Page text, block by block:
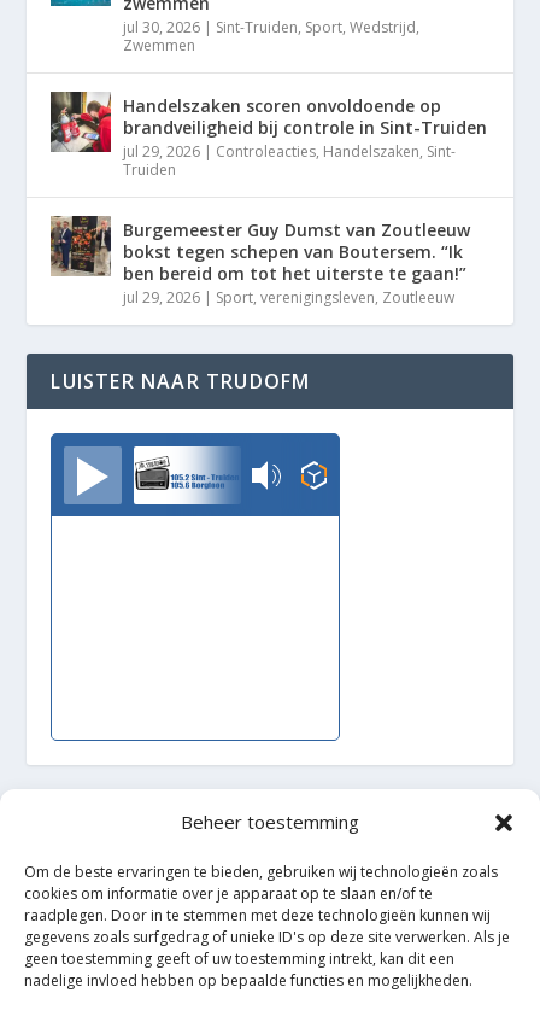
Beheer toestemming
Om de beste ervaringen te bieden, gebruiken wij technologieën zoals
cookies om informatie over je apparaat op te slaan en/of te
raadplegen. Door in te stemmen met deze technologieën kunnen wij
gegevens zoals surfgedrag of unieke ID's op deze site verwerken. Als je
geen toestemming geeft of uw toestemming intrekt, kan dit een
nadelige invloed hebben op bepaalde functies en mogelijkheden.
jul 30, 2026 | Sint-Truiden, Sport,Wedstrijd,
Zwemmen
Handelszaken scoren onvoldoende op
brandveiligheid bij controle in Sint-Truiden
jul 29, 2026 | Controleacties, Handelszaken, Sint-
Truiden
Burgemeester Guy Dumst van Zoutleeuw
bokst tegen schepen van Boutersem. “Ik
ben bereid om tot het uiterste te gaan!”
jul 29, 2026 | Sport,verenigingsleven, Zoutleeuw
LUISTER NAAR TRUDOFM
TrudoFM
WordPress